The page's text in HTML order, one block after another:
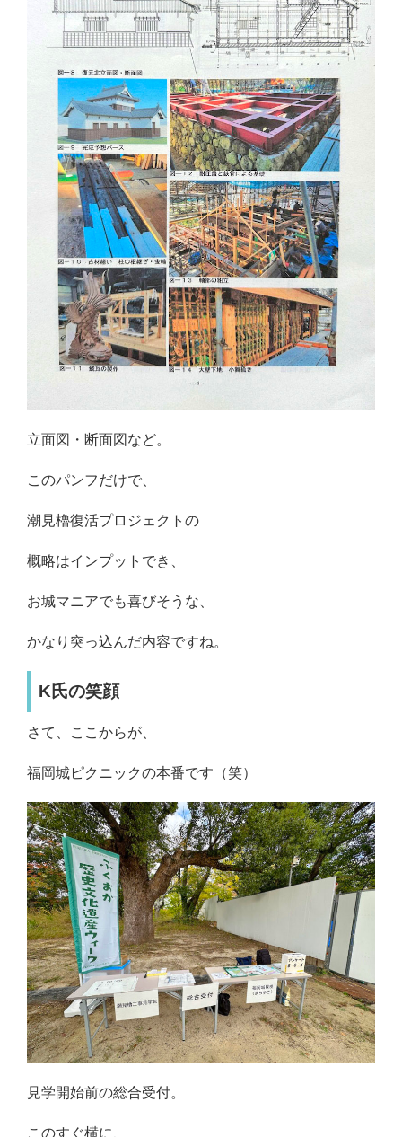
立面図・断面図など。
このパンフだけで、
潮見櫓復活プロジェクトの
概略はインプットでき、
お城マニアでも喜びそうな、
かなり突っ込んだ内容ですね。
K氏の笑顔
さて、ここからが、
福岡城ピクニックの本番です（笑）
見学開始前の総合受付。
このすぐ横に、